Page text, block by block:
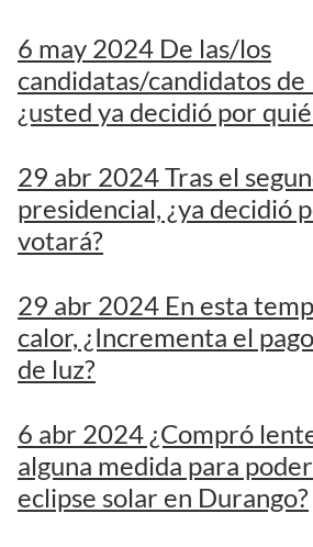
6 may 2024 De las/los
candidatas/candidatos de
¿usted ya decidió por
29 abr 2024 Tras el
presidencial, ¿ya decidió
votará?
29 abr 2024 En esta
calor, ¿Incrementa el
de luz?
6 abr 2024 ¿Compró
alguna medida para
eclipse solar en Durango?